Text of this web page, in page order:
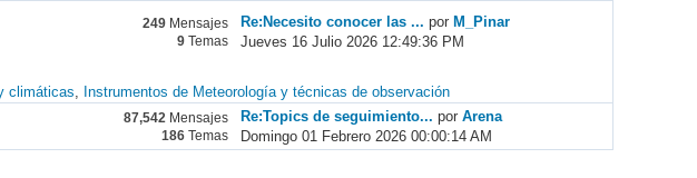
249 Mensajes
9 Temas
Re:Necesito conocer las ... porM_Pinar
Jueves 16 Julio 2026 12:49:36 PM
climáticas Instrumentos de Meteorología y técnicas de observación
87,542 Mensajes
186 Temas
Re:Topics de seguimiento... porArena
Domingo 01 Febrero 2026 00:00:14 AM